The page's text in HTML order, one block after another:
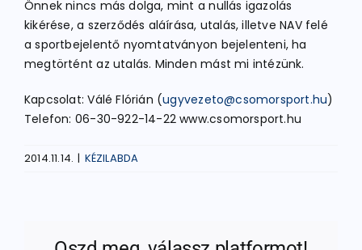
Önnek nincs más dolga, mint a nullás igazolás
kikérése, a szerződés aláírása, utalás, illetve NAV felé
a sportbejelentő nyomtatványon bejelenteni, ha
megtörtént az utalás. Minden mást mi intézünk.
Kapcsolat: Válé Flórián (ugyvezeto@csomorsport.hu)
Telefon: 06-30-922-14-22 www.csomorsport.hu
2014.11.14. | KÉZILABDA